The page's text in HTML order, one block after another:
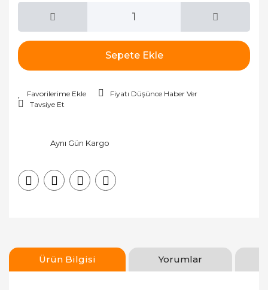
Sepete Ekle
Fiyatı Düşünce Haber Ver
Tavsiye Et
Aynı Gün Kargo
Ürün Bilgisi Yorumlar